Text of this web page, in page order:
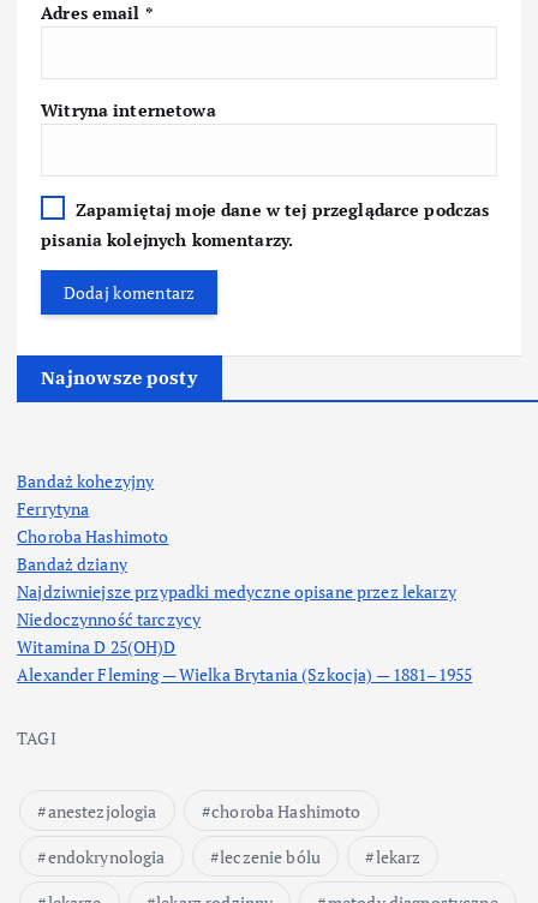
Adres email *
Witryna internetowa
Zapamiętaj moje dane w tej przeglądarce podczas
pisania kolejnych komentarzy.
Najnowsze posty
Bandaż kohezyjny
Ferrytyna
Choroba Hashimoto
Bandaż dziany
Najdziwniejsze przypadki medyczne opisane przez lekarzy
Niedoczynność tarczycy
Witamina D 25(OH)D
Alexander Fleming — Wielka Brytania (Szkocja) — 1881–1955
TAGI
anestezjologia
choroba Hashimoto
endokrynologia
leczenie bólu
lekarz